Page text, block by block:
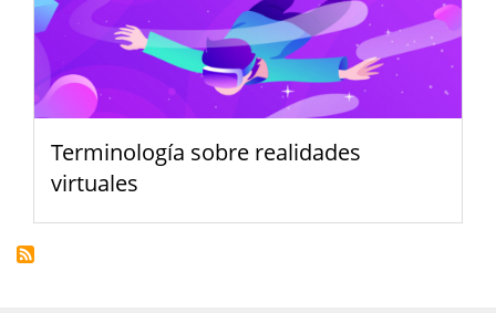
Terminología sobre realidades
virtuales